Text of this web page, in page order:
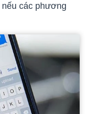
nếu các phương